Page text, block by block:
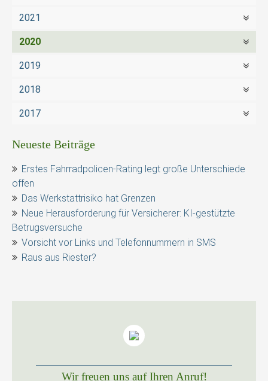
2021
2020
2019
2018
2017
Neueste Beiträge
Erstes Fahrradpolicen-Rating legt große Unterschiede
offen
Das Werkstattrisiko hat Grenzen
Neue Herausforderung für Versicherer: KI-gestützte
Betrugsversuche
Vorsicht vor Links und Telefonnummern in SMS
Raus aus Riester?
Wir freuen uns auf Ihren Anruf!